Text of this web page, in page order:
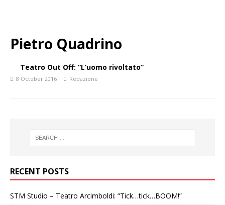
Pietro Quadrino
Teatro Out Off: “L’uomo rivoltato”
8 October 2016 Redazione
RECENT POSTS
STM Studio – Teatro Arcimboldi: “Tick…tick…BOOM!”